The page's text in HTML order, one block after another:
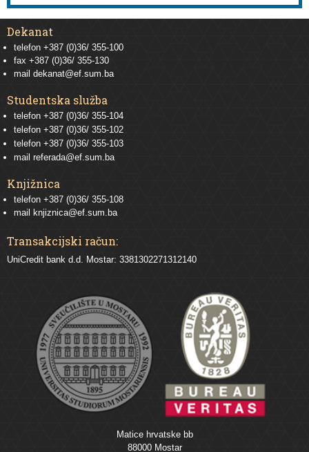
Dekanat
telefon +387 (0)36/ 355-100
fax +387 (0)36/ 355-130
mail dekanat@ef.sum.ba
Studentska služba
telefon +387 (0)36/ 355-104
telefon +387 (0)36/ 355-102
telefon +387 (0)36/ 355-103
mail referada@ef.sum.ba
Knjižnica
telefon +387 (0)36/ 355-108
mail knjiznica@ef.sum.ba
Transakcijski račun:
UniCredit bank d.d. Mostar: 3381302271312140
Matice hrvatske bb
88000 Mostar